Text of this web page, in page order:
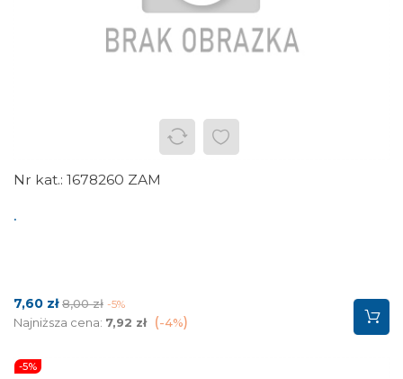
1678260 ZAM
.
Cena
7,60 zł Cena
podstawowa
8,00 zł -5%
Najniższa cena: 7,92 zł -4%
-5%